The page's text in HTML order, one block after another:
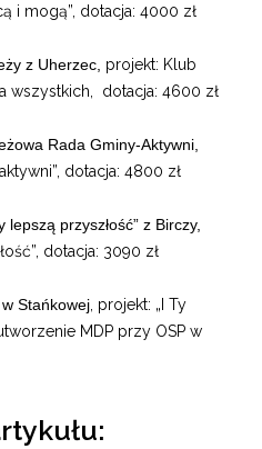
i mogą”, dotacja: 4000 zł
z Uherzec, projekt: Klub
wszystkich,
dotacja: 4600 zł
Rada Gminy-Aktywni,
dotacja: 4800 zł
przyszłość” z Birczy,
dotacja: 3090 zł
Stańkowej , projekt: „I Ty
MDP przy OSP w